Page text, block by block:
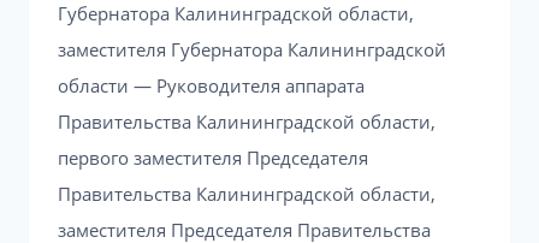
Губернатора Калининградской области,
заместителя Губернатора Калининградской
области — Руководителя аппарата
Правительства Калининградской области,
первого заместителя Председателя
Правительства Калининградской области,
заместителя Председателя Правительства